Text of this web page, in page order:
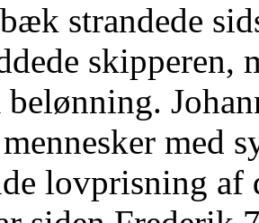
strandede
skipperen,
med
lovprisning af